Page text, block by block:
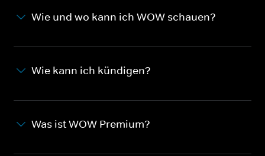
Wie und wo kann ich WOW schauen?
Wie kann ich kündigen?
Was ist WOW Premium?